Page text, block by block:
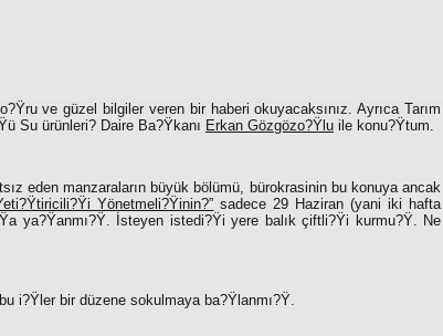
ve güzel bilgiler veren bir haberi okuyacaksınız. Ayrıca Tarım
Su ürünleri? Daire Ba?Ÿkanı Erkan Gözgözo?Ÿlu ile konu?Ÿtum.
eden manzaraların büyük bölümü, bürokrasinin bu konuya ancak
Yönetmeli?Ÿinin?” sadece 29 Haziran (yani iki hafta
ya?Ÿanmı?Ÿ. İsteyen istedi?Ÿi yere balık çiftli?Ÿi kurmu?Ÿ. Ne
i?Ÿler bir düzene sokulmaya ba?Ÿlanmı?Ÿ.